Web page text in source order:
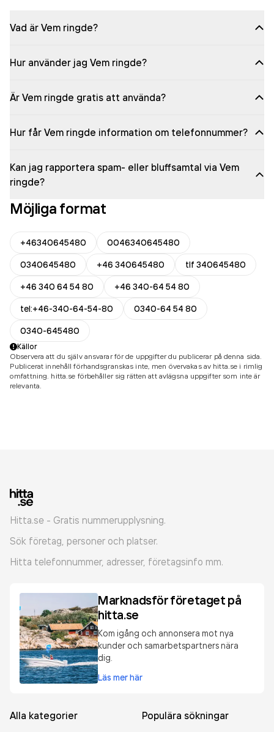
Vad är Vem ringde?
Hur använder jag Vem ringde?
Är Vem ringde gratis att använda?
Hur får Vem ringde information om telefonnummer?
Kan jag rapportera spam- eller bluffsamtal via Vem
ringde?
Möjliga format
+46340645480
0046340645480
0340645480
+46 340645480
tlf 340645480
+46 340 64 54 80
+46 340-64 54 80
tel:+46-340-64-54-80
0340-64 54 80
0340-645480
Källor
Observera att du själv ansvarar för de uppgifter du publicerar på denna sida.
Publicerat innehåll förhandsgranskas inte, men övervakas av hitta.se i rimlig
omfattning. hitta.se förbehåller sig rätten att avlägsna uppgifter som inte är
relevanta.
Hitta.se - Gratis nummerupplysning.
Sök företag, personer och platser.
Hitta telefonnummer, adresser, företagsinfo mm.
Marknadsför företaget på
hitta.se
Kom igång och annonsera mot nya
kunder och samarbetspartners nära
dig.
Läs mer här
Alla kategorier Populära sökningar